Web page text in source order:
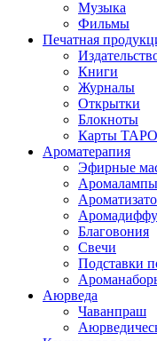
Музыка
Фильмы
Печатная
Книги
Журналы
Открытки
Блокноты
Карты ТАРО
Ароматерапия
Эфирные
Аромалампы
Благовония
Свечи
Подставки
Аюрведа
Чаванпраш